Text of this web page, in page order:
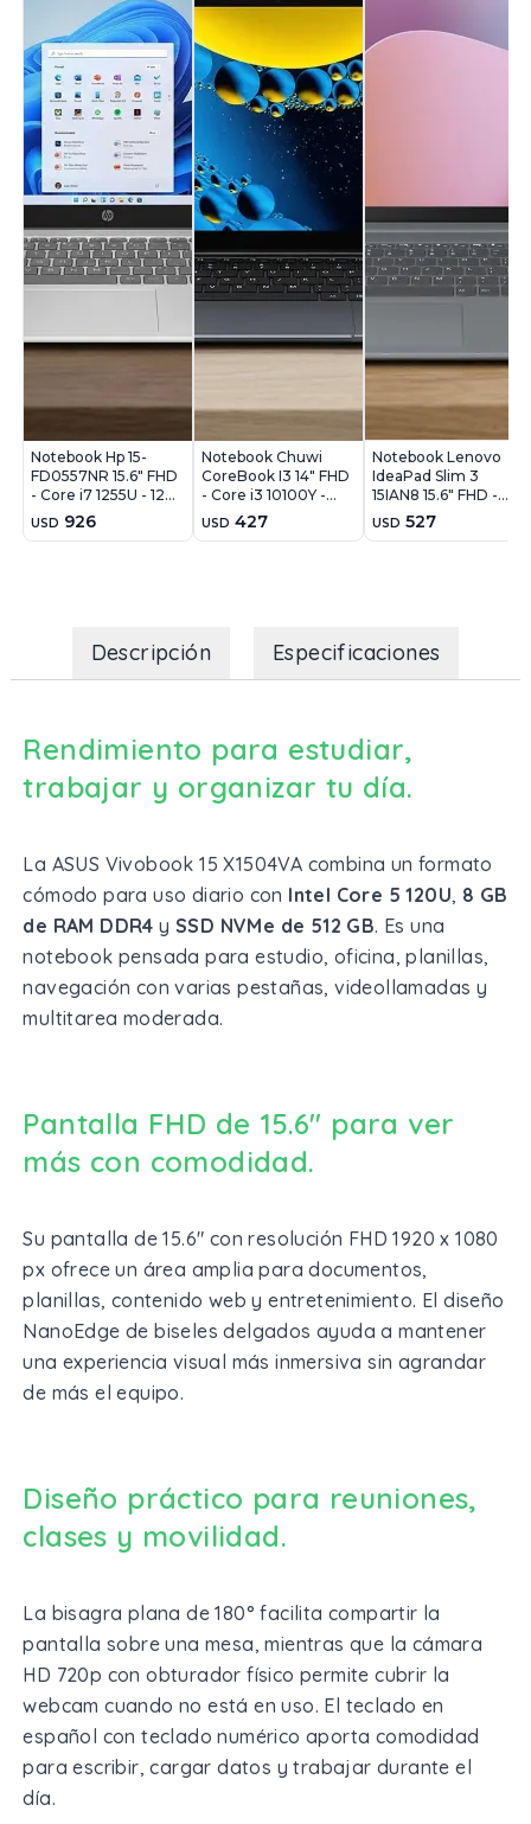
Notebook Hp 15-
FD0557NR 15.6" FHD
- Core i7 1255U - 12Gb
- 512Gb - Win11
USD 926
Notebook Chuwi
CoreBook I3 14" FHD
- Core i3 10100Y -
8GB - 256GB - Win11
USD 427
Notebook Lenovo
IdeaPad Slim 3
15IAN8 15.6" FHD -
Core i3 N305 - 8Gb -
128Gb - Win11
USD 527
Descripción Especificaciones
Rendimiento para estudiar,
trabajar y organizar tu día.
La ASUS Vivobook 15 X1504VA combina un formato
cómodo para uso diario con Intel Core 5 120U, 8 GB
de RAM DDR4 ySSD NVMe de 512 GB. Es una
notebook pensada para estudio, oficina, planillas,
navegación con varias pestañas, videollamadas y
multitarea moderada.
Pantalla FHD de 15.6" para ver
más con comodidad.
Su pantalla de 15.6" con resolución FHD 1920 x 1080
px ofrece un área amplia para documentos,
planillas, contenido web y entretenimiento. El diseño
NanoEdge de biseles delgados ayuda a mantener
una experiencia visual más inmersiva sin agrandar
de más el equipo.
Diseño práctico para reuniones,
clases y movilidad.
La bisagra plana de 180° facilita compartir la
pantalla sobre una mesa, mientras que la cámara
HD 720p con obturador físico permite cubrir la
webcam cuando no está en uso. El teclado en
español con teclado numérico aporta comodidad
para escribir, cargar datos y trabajar durante el
día.